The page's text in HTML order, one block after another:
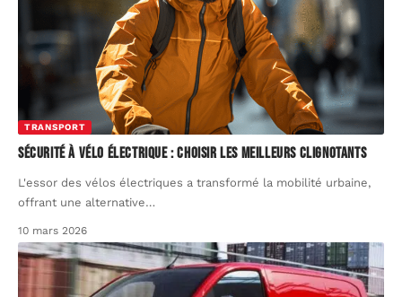
TRANSPORT
Sécurité à vélo électrique : choisir les meilleurs clignotants
L'essor des vélos électriques a transformé la mobilité urbaine,
offrant une alternative…
10 mars 2026